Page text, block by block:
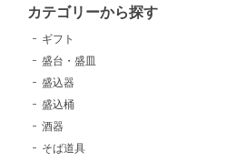
カテゴリーから探す
ギフト
盛台・盛皿
盛込器
盛込桶
酒器
そば道具